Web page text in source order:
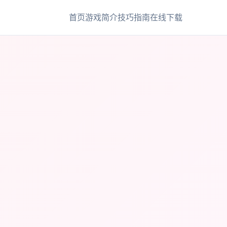
首页游戏简介技巧指南在线下载